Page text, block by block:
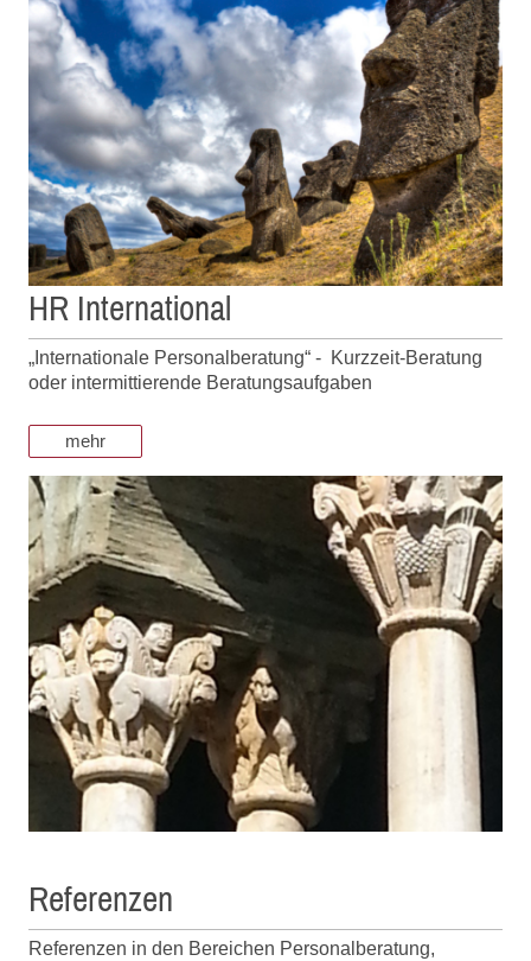
HR International
„Internationale Personalberatung“ - Kurzzeit-Beratung
oder intermittierende Beratungsaufgaben
mehr
Referenzen
Referenzen in den Bereichen Personalberatung,